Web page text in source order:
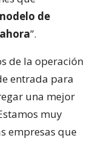
de
”.
de la operación
entrada para
una mejor
muy
empresas que